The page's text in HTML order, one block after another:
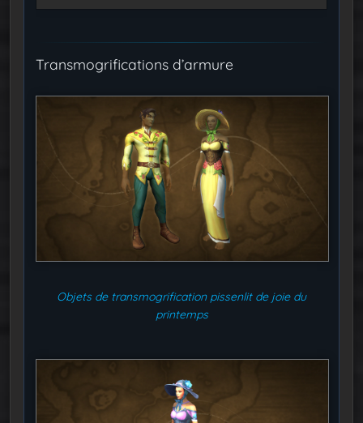
Transmogrifications d’armure
Objets de transmogrification pissenlit de joie du
printemps